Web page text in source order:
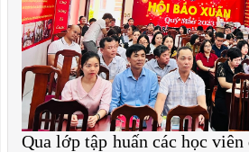
Qua lớp tập huấn các học